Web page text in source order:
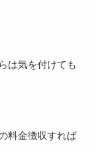
は気を付けても
料金徴収すれば